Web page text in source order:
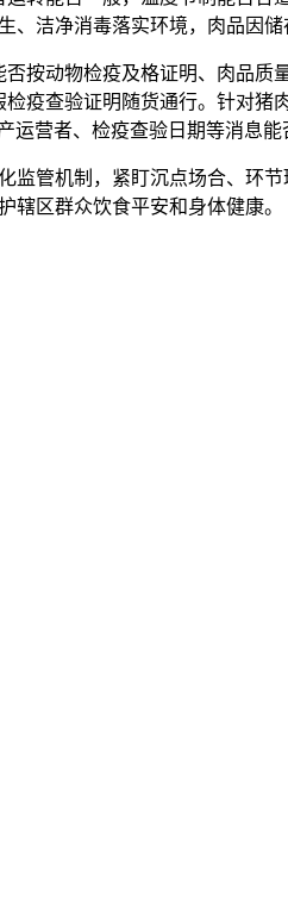
、洁净消毒落实环境，肉品因储
动物检疫及格证明、肉品质
疫查验证明随货通行。针对
营者、检疫查验日期等消息能
机制，紧盯沉点场合、环
辖区群众饮食平安和身体健康。